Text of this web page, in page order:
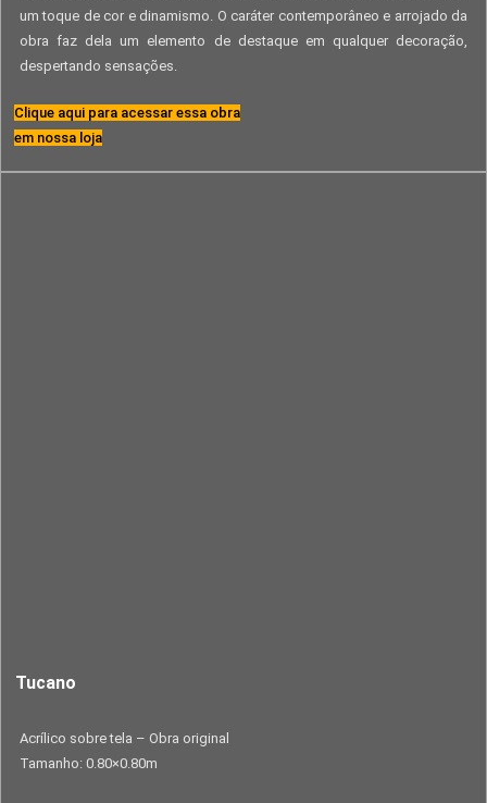
um toque de cor e dinamismo. O caráter contemporâneo e arrojado da
obra faz dela um elemento de destaque em qualquer decoração,
despertando sensações.
Clique aqui para acessar essa obra
em nossa loja
Tucano
Acrílico sobre tela – Obra original
Tamanho: 0.80×0.80m